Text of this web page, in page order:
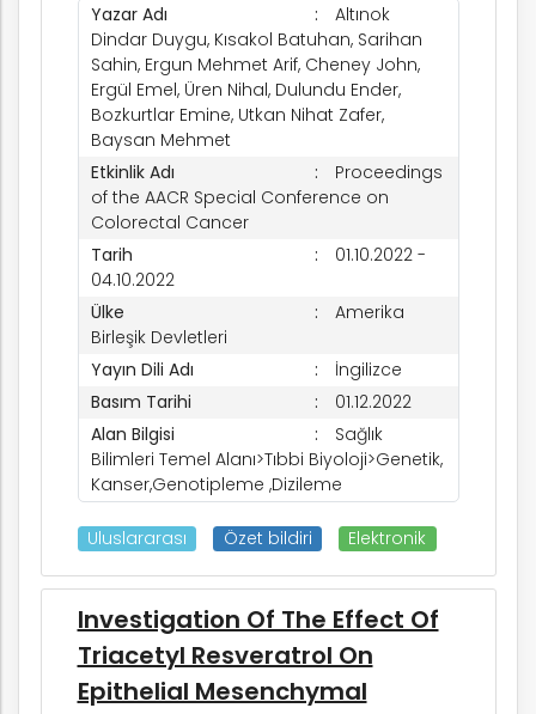
Yazar Adı
Altınok
Dindar Duygu, Kısakol Batuhan, Sarihan
Sahin, Ergun Mehmet Arif, Cheney John,
Ergül Emel, Üren Nihal, Dulundu Ender,
Bozkurtlar Emine, Utkan Nihat Zafer,
Baysan Mehmet
Etkinlik Adı
Proceedings
of the AACR Special Conference on
Colorectal Cancer
Tarih
01.10.2022 -
04.10.2022
Ülke
Amerika
Birleşik Devletleri
Yayın Dili Adı
İngilizce
Basım Tarihi
01.12.2022
Alan Bilgisi
Sağlık
Bilimleri Temel Alanı>Tıbbi Biyoloji>Genetik,
Kanser,Genotipleme ,Dizileme
Uluslararası Özet bildiri Elektronik
Investigation Of The Effect Of
Triacetyl Resveratrol On
Epithelial Mesenchymal